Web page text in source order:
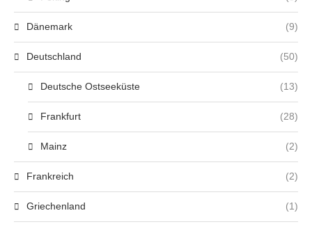
Dänemark (9)
Deutschland (50)
Deutsche Ostseeküste (13)
Frankfurt (28)
Mainz (2)
Frankreich (2)
Griechenland (1)